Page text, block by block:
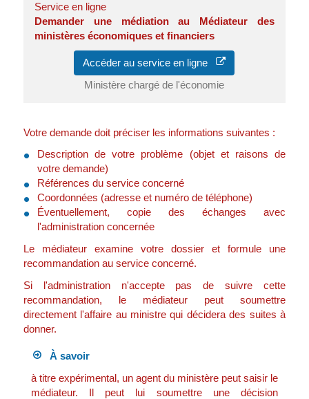
Service en ligne
Demander une médiation au Médiateur des
ministères économiques et financiers
Accéder au service en ligne
Ministère chargé de l'économie
Votre demande doit préciser les informations suivantes :
Description de votre problème (objet et raisons de
votre demande)
Références du service concerné
Coordonnées (adresse et numéro de téléphone)
Éventuellement, copie des échanges avec
l'administration concernée
Le médiateur examine votre dossier et formule une
recommandation au service concerné.
Si l'administration n'accepte pas de suivre cette
recommandation, le médiateur peut soumettre
directement l'affaire au ministre qui décidera des suites à
donner.
À savoir
à titre expérimental, un agent du ministère peut saisir le
médiateur. Il peut lui soumettre une décision